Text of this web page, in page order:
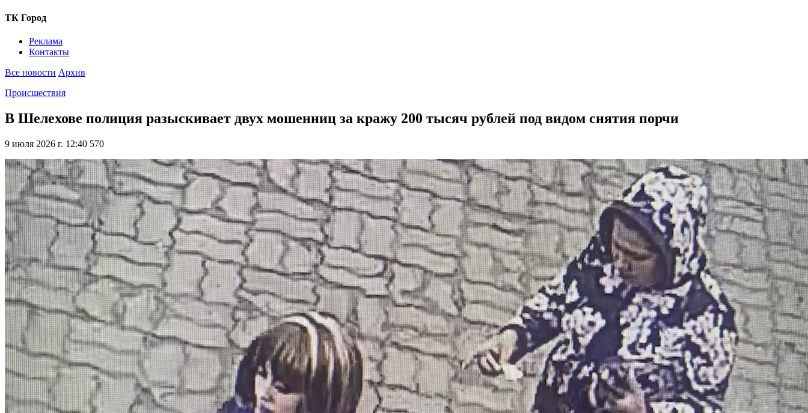
ТК Город
Реклама
Контакты
Все новости Архив
Происшествия
В Шелехове полиция разыскивает двух мошенниц за кражу 200 тысяч рублей под видом снятия порчи
9 июля 2026 г. 12:40 570